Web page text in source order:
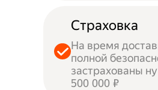
Страховка
На время
полной
застрахованы
500 000 ₽